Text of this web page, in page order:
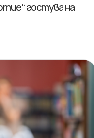
гостува на